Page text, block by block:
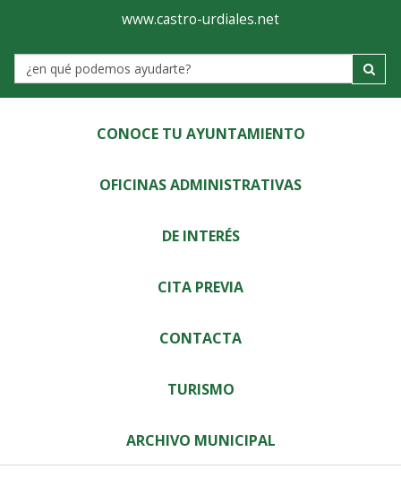
Ayuntamiento
de
Castro-
Urdiales
www.castro-urdiales.net
Label
CONOCE TU AYUNTAMIENTO
OFICINAS ADMINISTRATIVAS
DE INTERÉS
CITA PREVIA
CONTACTA
TURISMO
ARCHIVO MUNICIPAL